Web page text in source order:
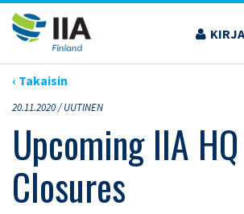
Siirry
sisältöön
›ARTIKKELIT›UPCOMING IIA HQ OFFICE CLOSURES
‹ Takaisin
20.11.2020 /UUTINEN
Upcoming IIA
Closures